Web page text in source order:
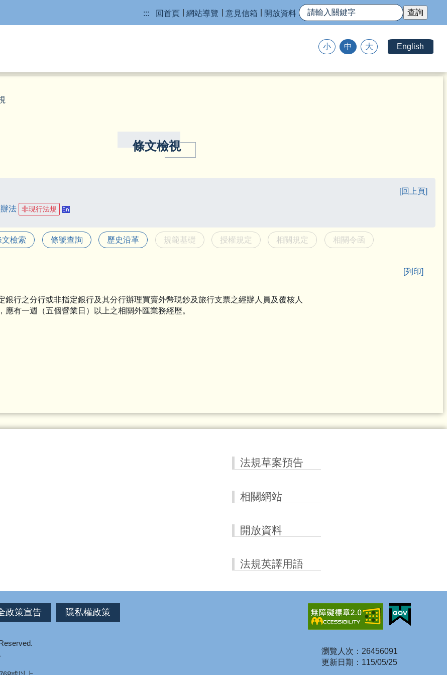
:::
回首頁 網站導覽 意見信箱 開放資料
小 中 大 English
條文檢視
[回上頁]
法 非現行法規
文檢索 條號查詢 歷史沿革 規範基礎 授權規定 相關規定 相關令函
[列印]
銀行之分行或非指定銀行及其分行辦理買賣外幣現鈔及旅行支票之經辦人員及覆核人
應有一週（五個營業日）以上之相關外匯業務經歷。
法規草案預告
相關網站
開放資料
法規英譯用語
政策宣告 隱私權政策
瀏覽人次：26456091
更新日期：115/05/25